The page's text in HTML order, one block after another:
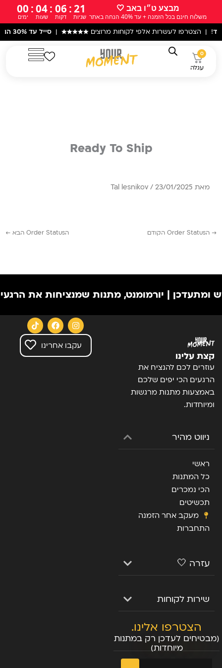
לתוכן
מבצע ט״ו באב 🤍
משלוח חינם בכל הזמנה + עד 40% הנחה באתר
21
שניות
:
06
דקות
:
04
שעות
:
00
ימים
! | הצטרפו לעשרות אלפי לקוחות מרוצים★★★★★
| סייל עד 30% הנחה
0
עגלה
Ready To Ship
מאת Tal lesnikov/23/01/2025
→ הOrder Status הקודם הOrder Status הבא ←
| יורמומנט, מתנות שמנציחות את
קצת עלינו
עוזרים לכם להנציח את
הרגעים הכי יפים שלכם
באמצעות מתנות מרגשות
ומיוחדות.
ניווט מהיר
ראשי
כל המתנות
הכי נמכרים
תכשיטים
מעקב אחר הזמנה
התחברות
עזרה 🤍
שירות לקוחות
הצטרפו אלינו.
(מבטיחים לעדכן רק במתנות
מיוחדות)
שליחה
עקבו אחרינו